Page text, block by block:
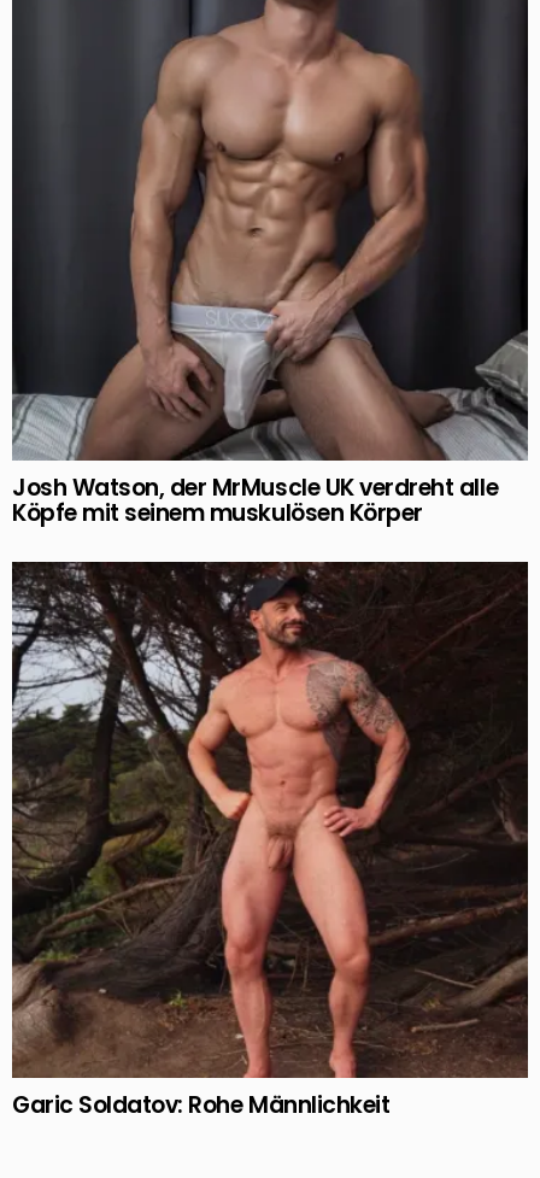
Josh Watson, der MrMuscle UK verdreht alle
Köpfe mit seinem muskulösen Körper
Garic Soldatov: Rohe Männlichkeit